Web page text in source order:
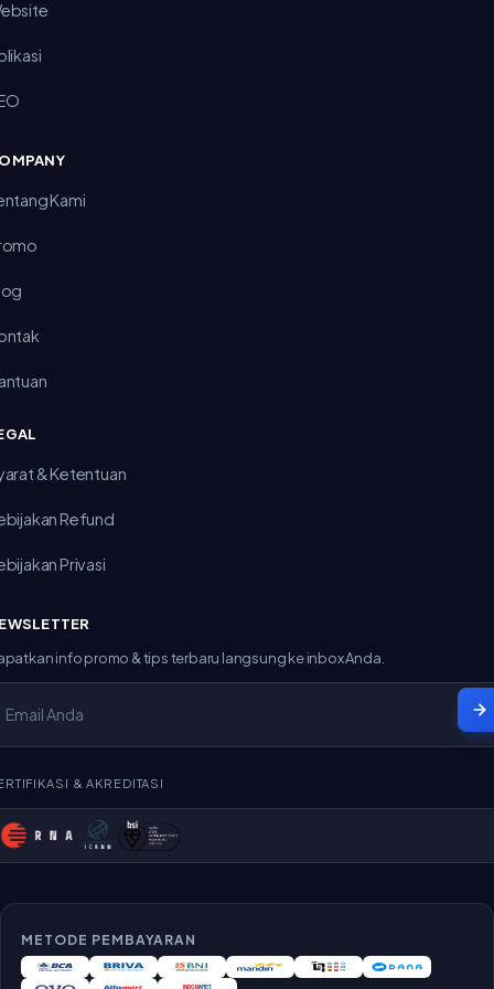
Kami
& Ketentuan
Refund
Privasi
info promo & tips terbaru langsung ke inbox Anda.
& AKREDITASI
METODE PEMBAYARAN